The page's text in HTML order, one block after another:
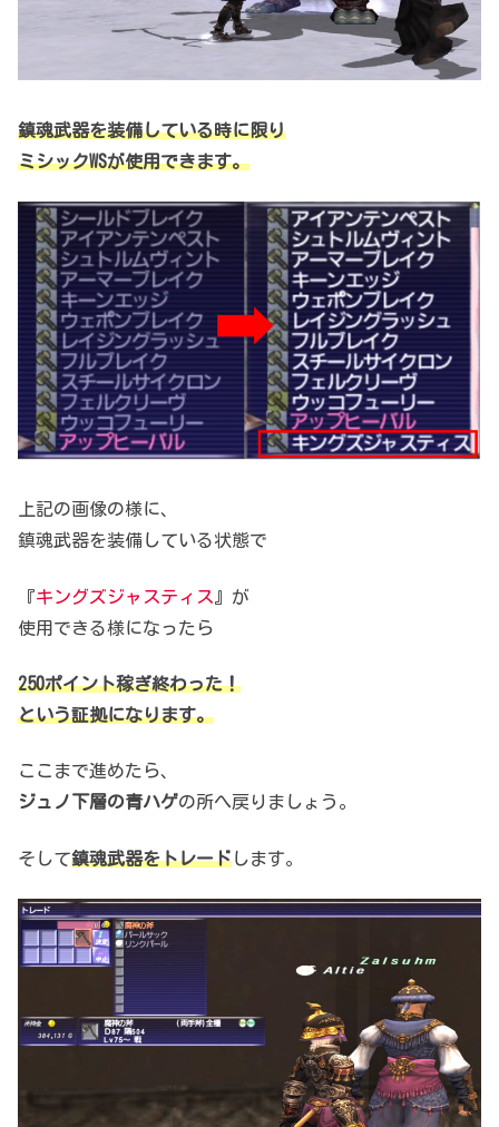
鎮魂武器を装備している時に限り
ミシックWSが使用できます。
上記の画像の様に、
鎮魂武器を装備している状態で
『キングズジャスティス 』が
使用できる様になったら
250ポイント稼ぎ終わった！
という証拠になります。
ここまで進めたら、
ジュノ下層の青ハゲの所へ戻りましょう。
そして鎮魂武器をトレードします。